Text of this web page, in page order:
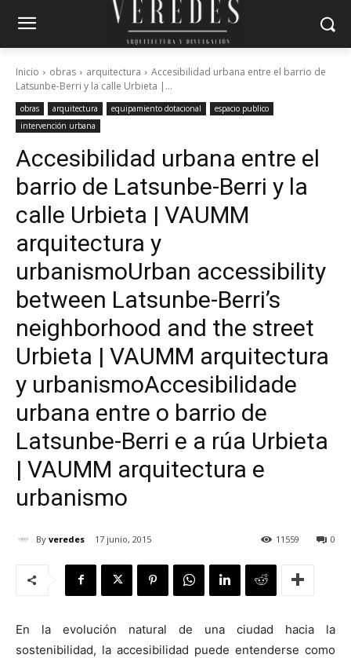
Inicio obras arquitectura
Accesibilidad urbana entre el barrio de
Latsunbe-Berri y la calle Urbieta |...
obras arquitectura equipamiento dotacional
espacio publico
intervención urbana
Accesibilidad urbana entre el
barrio de Latsunbe-Berri y la
calle Urbieta | VAUMM
arquitectura y
urbanismoUrban accessibility
between Latsunbe-Berri’s
neighborhood and the street
Urbieta | VAUMM arquitectura
y urbanismoAccesibilidade
urbana entre o barrio de
Latsunbe-Berri e a rúa Urbieta
| VAUMM arquitectura e
urbanismo
By veredes 17 junio, 2015 0
11559
En la evolución natural de una ciudad hacia la
sostenibilidad, la accesibilidad puede entenderse como